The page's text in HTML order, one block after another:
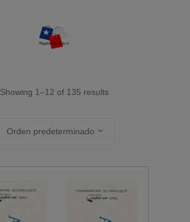
Showing 1–12 of 135 results
Orden predeterminado